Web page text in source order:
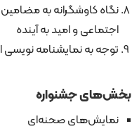
نگاه کاوشگرانه به
اجتماعی و امید به آینده
توجه به نمایشنامه نویسی
بخش‌های جشنواره
نمایش‌های صحنه‌ای